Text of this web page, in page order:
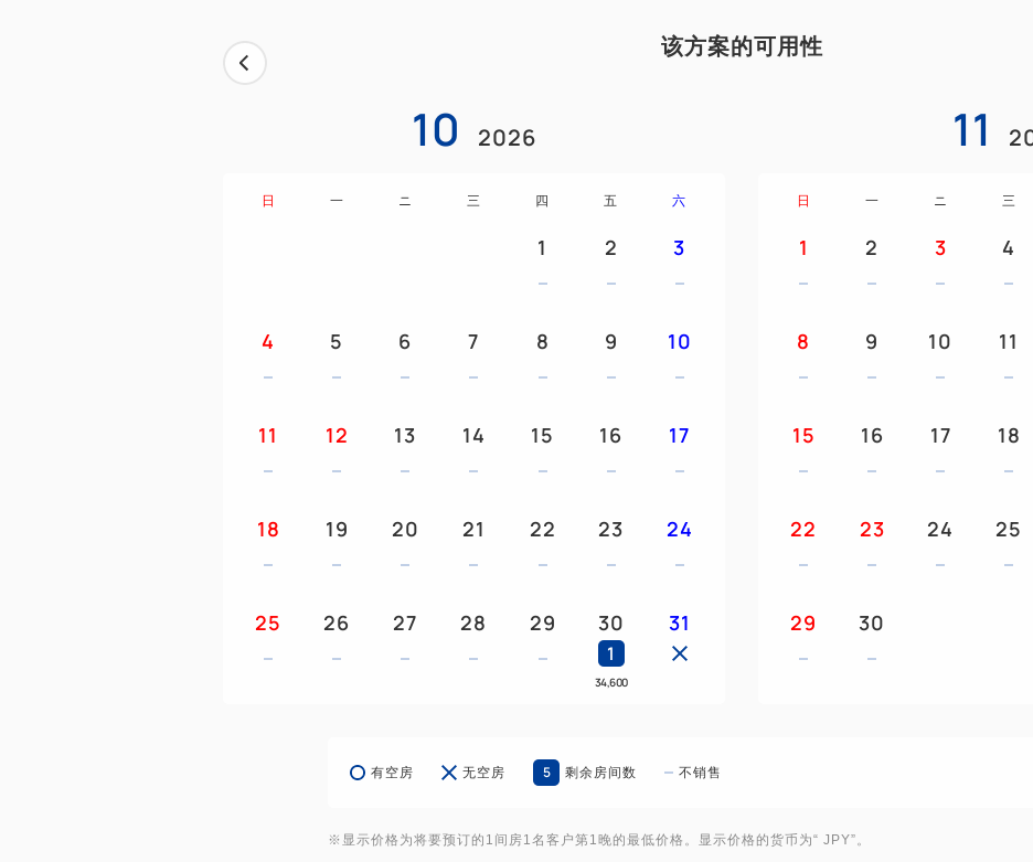
1. 全新★感官机器人酒店！
7米长的霸王龙机器人将在前台迎接您
2. 极致舒适的空间！
床垫采用与新干线（子弹头列车）
3. 所有客房均提供免费Wi-Fi！
4. 儿童优惠！此价格包含早餐！
该方案的可用性
10 2026
日 一 ニ 三 四 五 六
1 2 3
4 5 6 7 8 9 10
11 12 13 14 15 16 17
18 19 20 21 22 23 24
25 26 27 28 29 30
1
34,600
31
11
日 一 ニ 三
1 2 3 4
8 9 10 11
15 16 17 18
22 23 24 25
29 30
有空房 无空房 5 剩余房间数 不销售
※显示价格为将要预订的1间房1名客户第1晚的最低价格。显示价格的货币为“ JPY”。